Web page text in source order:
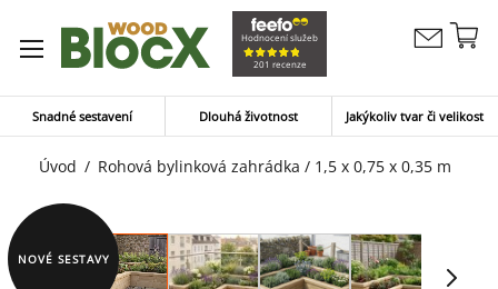
Hodnocení služeb
201 recenze
Kontaktujte
Snadné sestavení Dlouhá životnost Jakýkoliv tvar či velikost
Úvod Rohová bylinková zahrádka / 1,5 x 0,75 x 0,35 m
NOVÉ SESTAVY